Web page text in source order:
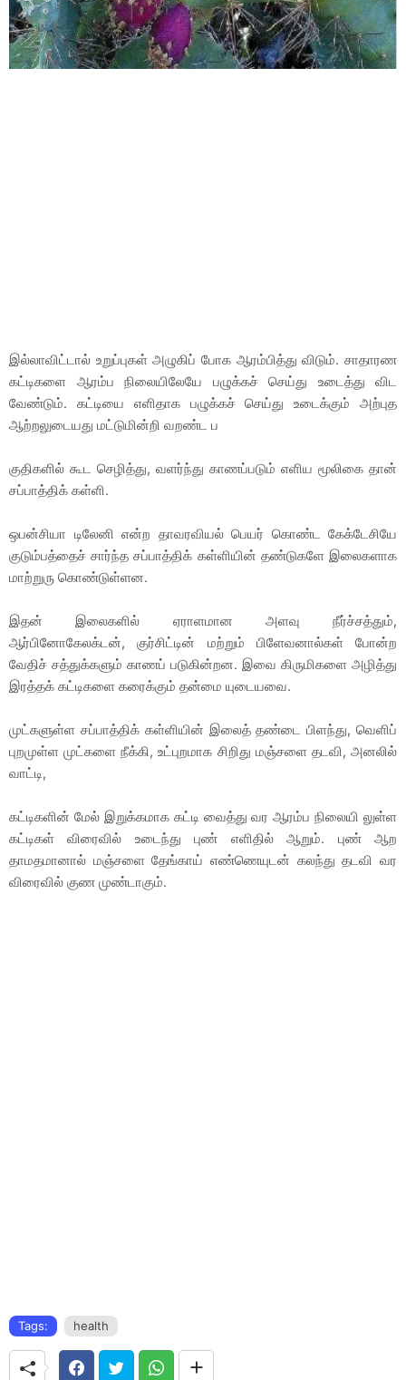
இல்லாவிட்டால் உறுப்புகள் அழுகிப் போக ஆரம்பித்து விடும். சாதாரண
கட்டிகளை ஆரம்ப நிலையிலேயே பழுக்கச் செய்து உடைத்து விட
வேண்டும். கட்டியை எளிதாக பழுக்கச் செய்து உடைக்கும் அற்புத
ஆற்றலுடையது மட்டுமின்றி வறண்ட ப
குதிகளில் கூட செழித்து, வளர்ந்து காணப்படும் எளிய மூலிகை தான்
சப்பாத்திக் கள்ளி.
ஒபன்சியா டிலேனி என்ற தாவரவியல் பெயர் கொண்ட கேக்டேசியே
குடும்பத்தைச் சார்ந்த சப்பாத்திக் கள்ளியின் தண்டுகளே இலைகளாக
மாற்றுரு கொண்டுள்ளன.
இதன் இலைகளில் ஏராளமான அளவு நீர்ச்சத்தும்,
ஆர்பினோகேலக்டன், குர்சிட்டின் மற்றும் பிளேவனால்கள் போன்ற
வேதிச் சத்துக்களும் காணப் படுகின்றன. இவை கிருமிகளை அழித்து
இரத்தக் கட்டிகளை கரைக்கும் தன்மை யுடையவை.
முட்களுள்ள சப்பாத்திக் கள்ளியின் இலைத் தண்டை பிளந்து, வெளிப்
புறமுள்ள முட்களை நீக்கி, உட்புறமாக சிறிது மஞ்சளை தடவி, அனலில்
வாட்டி,
கட்டிகளின் மேல் இறுக்கமாக கட்டி வைத்து வர ஆரம்ப நிலையி லுள்ள
கட்டிகள் விரைவில் உடைந்து புண் எளிதில் ஆறும். புண் ஆற
தாமதமானால் மஞ்சளை தேங்காய் எண்ணெயுடன் கலந்து தடவி வர
விரைவில் குண முண்டாகும்.
Tags: health